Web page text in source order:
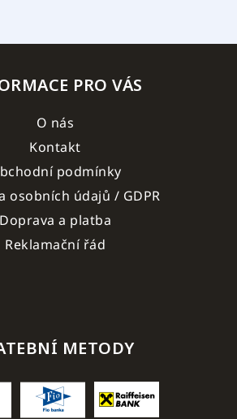
PRO VÁS
O nás
Kontakt
podmínky
osobních údajů / GDPR
Doprava a platba
Reklamační řád
METODY